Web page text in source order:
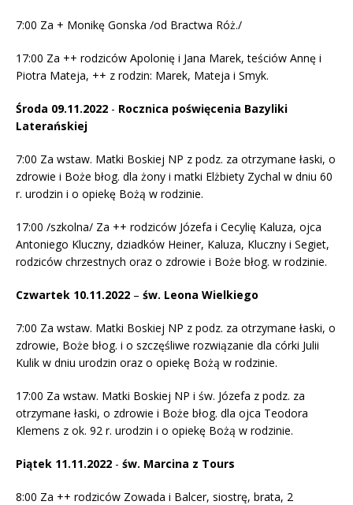
7:00 Za + Monikę Gonska /od Bractwa Róż./
17:00 Za ++ rodziców Apolonię i Jana Marek, teściów Annę i
Piotra Mateja, ++ z rodzin: Marek, Mateja i Smyk.
Środa 09.11.2022 ​​- Rocznica poświęcenia Bazyliki
Laterańskiej
7:00 Za wstaw. Matki Boskiej NP z podz. za otrzymane łaski, o
zdrowie i Boże błog. dla żony i matki Elżbiety Zychal w dniu 60
r. urodzin i o opiekę Bożą w rodzinie.
17:00 /szkolna/ Za ++ rodziców Józefa i Cecylię Kaluza, ojca
Antoniego Kluczny, dziadków Heiner, Kaluza, Kluczny i Segiet,
rodziców chrzestnych oraz o zdrowie i Boże błog. w rodzinie.
Czwartek 10.11.2022 – ​​ św. Leona Wielkiego
7:00 Za wstaw. Matki Boskiej NP z podz. za otrzymane łaski, o
zdrowie, Boże błog. i o szczęśliwe rozwiązanie dla córki Julii
Kulik w dniu urodzin oraz o opiekę Bożą w rodzinie.
17:00 Za wstaw. Matki Boskiej NP i św. Józefa z podz. za
otrzymane łaski, o zdrowie i Boże błog. dla ojca Teodora
Klemens z ok. 92 r. urodzin i o opiekę Bożą w rodzinie.
Piątek 11.11.2022 ​​- św. Marcina z Tours
8:00 Za ++ rodziców Zowada i Balcer, siostrę, brata, 2